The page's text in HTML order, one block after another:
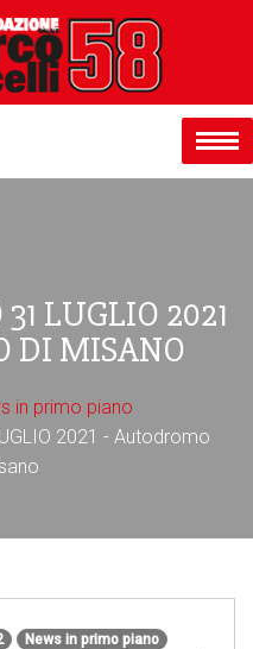
LUGLIO 2021
DI MISANO
in primo piano
2021 - Autodromo
News in primo piano